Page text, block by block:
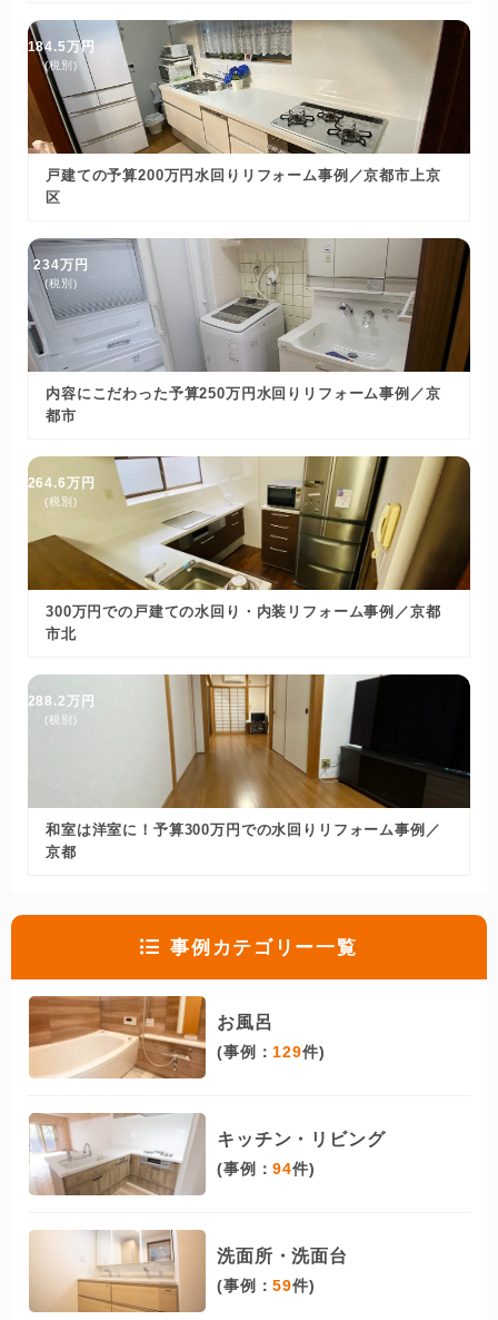
184.5万円
(税別)
戸建ての予算200万円水回りリフォーム事例／京都市上京
区
234万円
(税別)
内容にこだわった予算250万円水回りリフォーム事例／京
都市
264.6万円
(税別)
300万円での戸建ての水回り・内装リフォーム事例／京都
市北
288.2万円
(税別)
和室は洋室に！予算300万円での水回りリフォーム事例／
京都
事例カテゴリー一覧
お風呂
(事例：129件)
キッチン・リビング
(事例：94件)
洗面所・洗面台
(事例：59件)